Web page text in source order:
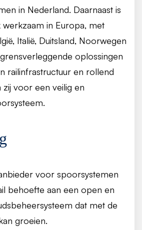
in Nederland. Daarnaast is
in Europa, met
Italië, Duitsland, Noorwegen
oplossingen
railinfrastructuur en rollend
voor een veilig en
voor spoorsystemen
behoefte aan een open en
dat met de
groeien.